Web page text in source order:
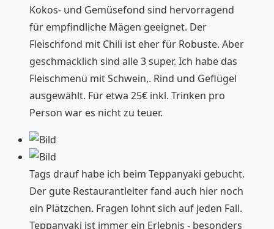
Kokos- und Gemüsefond sind hervorragend
für empfindliche Mägen geeignet. Der
Fleischfond mit Chili ist eher für Robuste. Aber
geschmacklich sind alle 3 super. Ich habe das
Fleischmenü mit Schwein,. Rind und Geflügel
ausgewählt. Für etwa 25€ inkl. Trinken pro
Person war es nicht zu teuer.
Tags drauf habe ich beim Teppanyaki gebucht.
Der gute Restaurantleiter fand auch hier noch
ein Plätzchen. Fragen lohnt sich auf jeden Fall.
Teppanyaki ist immer ein Erlebnis - besonders